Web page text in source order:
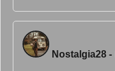
Nostalgia28 -